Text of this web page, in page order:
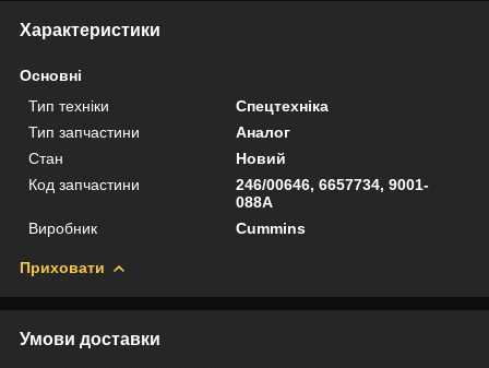
Характеристики
Основні
Тип техніки
Спецтехніка
Тип запчастини
Аналог
Стан
Новий
Код запчастини
246/00646, 6657734, 9001-
088A
Виробник
Cummins
Приховати
Умови доставки